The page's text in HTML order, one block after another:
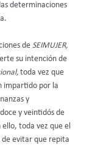
determinaciones
de SEIMUJER,
su intención de
toda vez que
impartido por la
y
y veintidós de
toda vez que el
de evitar que repita